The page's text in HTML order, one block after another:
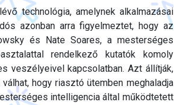
technológia, amelynek alkalmazásai
azonban arra figyelmeztet, hogy az
és Nate Soares, a mesterséges
rendelkező kutatók komoly
veszélyeivel kapcsolatban. Azt állítják,
hogy riasztó ütemben meghaladja
intelligencia által működtetett